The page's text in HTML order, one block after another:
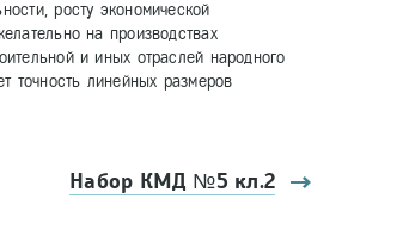
росту экономической
на производствах
и иных отраслей народного
точность линейных размеров
Набор КМД №5 кл.2